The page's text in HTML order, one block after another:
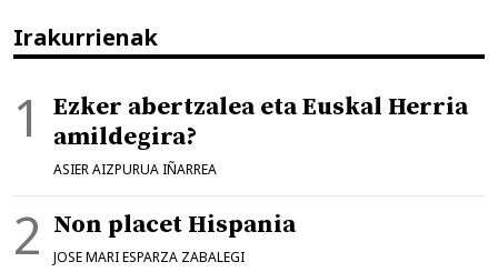
Irakurrienak
Ezker abertzalea eta Euskal Herria
amildegira?
ASIER AIZPURUA IÑARREA
Non placet Hispania
JOSE MARI ESPARZA ZABALEGI